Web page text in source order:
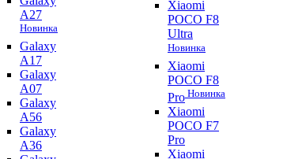
A27
Новинка
Galaxy
A17
Galaxy
A07
Galaxy
A56
Galaxy
A36
Xiaomi
POCO F8
Ultra
Новинка
Xiaomi
POCO F8
Pro Новинка
Xiaomi
POCO F7
Pro
Xiaomi